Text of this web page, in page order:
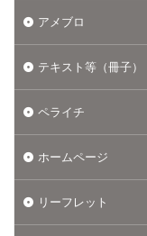
アメブロ
テキスト等（冊子）
ペライチ
ホームページ
リーフレット